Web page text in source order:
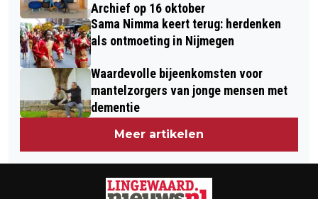
Archief op 16 oktober
Sama Nimma keert terug: herdenken
als ontmoeting in Nijmegen
Waardevolle bijeenkomsten voor
mantelzorgers van jonge mensen met
dementie
Meer artikelen